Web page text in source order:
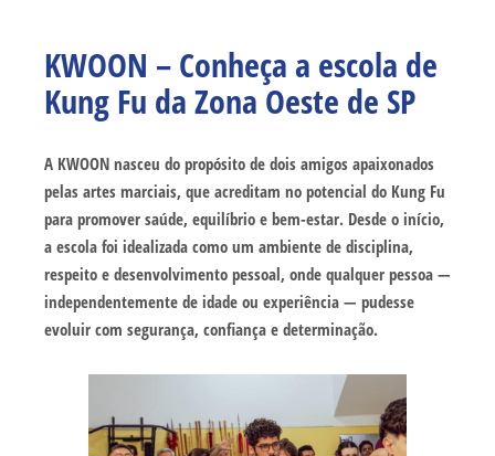
KWOON – Conheça a escola de
Kung Fu da Zona Oeste de SP
A KWOON nasceu do propósito de dois amigos apaixonados
pelas artes marciais, que acreditam no potencial do Kung Fu
para promover saúde, equilíbrio e bem-estar. Desde o início,
a escola foi idealizada como um ambiente de disciplina,
respeito e desenvolvimento pessoal, onde qualquer pessoa —
independentemente de idade ou experiência — pudesse
evoluir com segurança, confiança e determinação.